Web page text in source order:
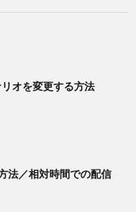
オを変更する方法
法／相対時間での配信